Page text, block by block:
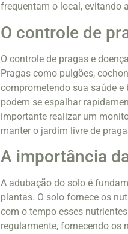
frequentam o local, evitando
O controle de
O controle de pragas e
Pragas como pulgões,
comprometendo sua saúde
podem se espalhar
importante realizar um
manter o jardim livre de
A importância
A adubação do solo é
plantas. O solo fornece os
com o tempo esses
regularmente, fornecendo os